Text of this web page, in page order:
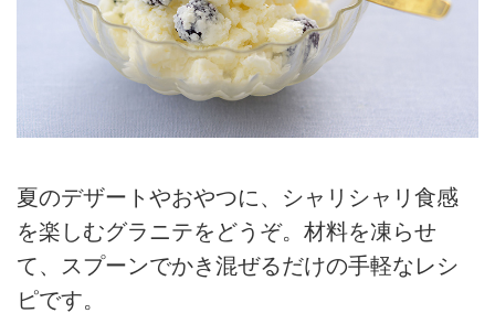
夏のデザートやおやつに、シャリシャリ食感
を楽しむグラニテをどうぞ。材料を凍らせ
て、スプーンでかき混ぜるだけの手軽なレシ
ピです。